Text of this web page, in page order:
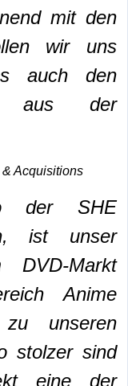
mit den
wir uns
auch den
aus der
Acquisitions
der SHE
ist unser
Markt
Anime
unseren
stolzer sind
eine der